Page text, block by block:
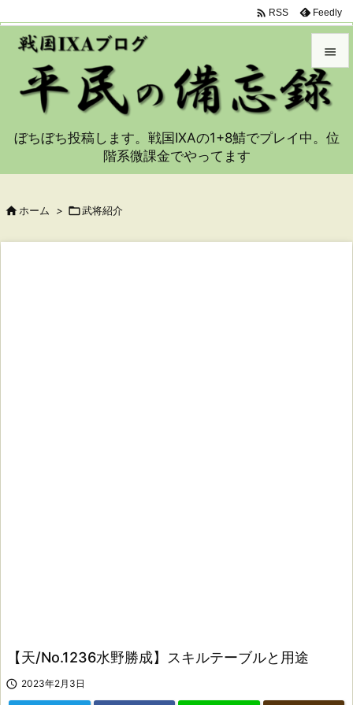


メニュ
サイド
 RSS Feedly
ぼちぼち投稿します。戦国IXAの1+8鯖でプレイ中。位
階系微課金でやってます
 ホーム > 武将紹介
【天/No.1236水野勝成】スキルテーブルと用途
 2023年2月3日